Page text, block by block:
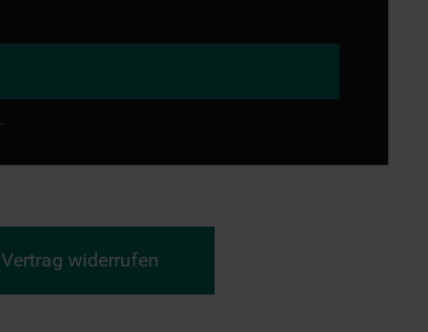
Vertrag widerrufen